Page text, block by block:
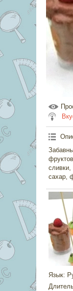
сливки,
сахар,
Язык: